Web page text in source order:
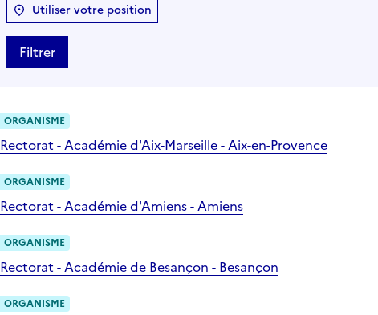
Utiliser votre position
Filtrer
ORGANISME
Rectorat - Académie d'Aix-Marseille - Aix-en-Provence
ORGANISME
Rectorat - Académie d'Amiens - Amiens
ORGANISME
Rectorat - Académie de Besançon - Besançon
ORGANISME